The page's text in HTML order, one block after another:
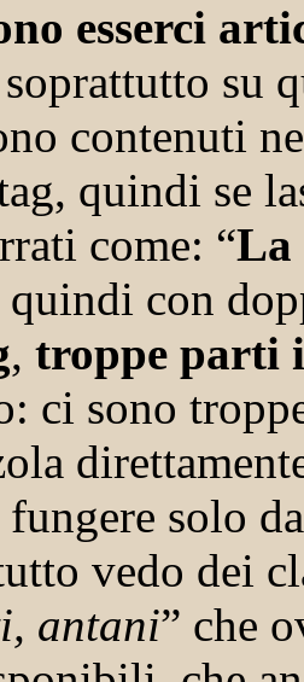
esserci
su
contenuti
quindi se
come: “La
quindi con
, troppe parti
ci sono
solo
vedo dei
antani” che